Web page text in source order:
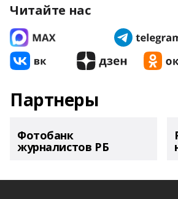
Читайте нас
Партнеры
Фотобанк
журналистов РБ